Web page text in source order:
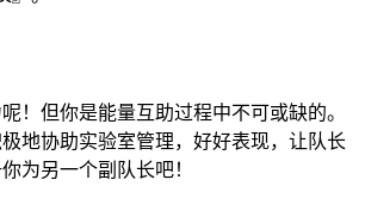
！但你是能量互助过程中不可或缺的。
地协助实验室管理，好好表现，让队长
为另一个副队长吧！